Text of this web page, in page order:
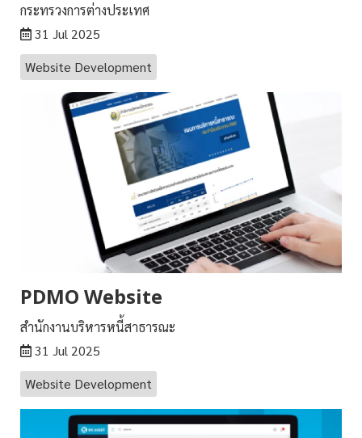
กระทรวงการต่างประเทศ
31 Jul 2025
Website Development
PDMO Website
สำนักงานบริหารหนี้สาธารณะ
31 Jul 2025
Website Development